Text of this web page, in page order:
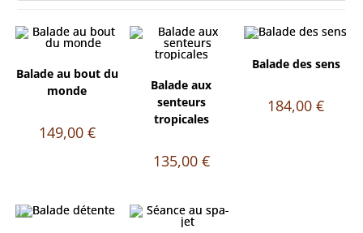
Balade au bout du
monde
149,00 €
Balade aux
senteurs
tropicales
135,00 €
Balade des sens
184,00€